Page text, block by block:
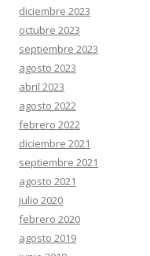
diciembre 2023
octubre 2023
septiembre 2023
agosto 2023
abril 2023
agosto 2022
febrero 2022
diciembre 2021
septiembre 2021
agosto 2021
julio 2020
febrero 2020
agosto 2019